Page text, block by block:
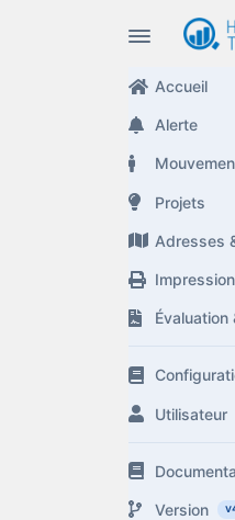
Accueil
Alerte
Projets
Adresses
Impression
Évaluation
Utilisateur
Version